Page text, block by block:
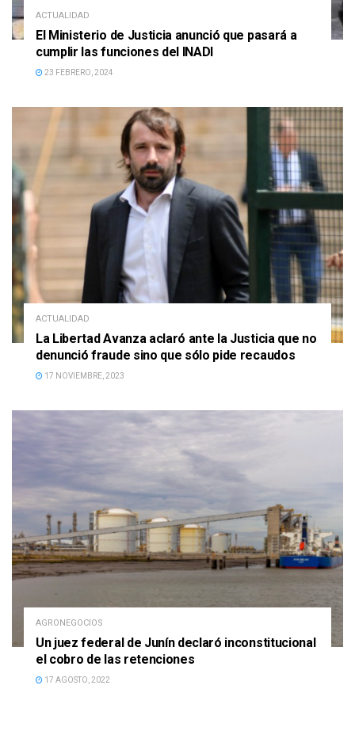
ACTUALIDAD
El Ministerio de Justicia anunció que pasará a
cumplir las funciones del INADI
23 FEBRERO, 2024
ACTUALIDAD
La Libertad Avanza aclaró ante la Justicia que no
denunció fraude sino que sólo pide recaudos
17 NOVIEMBRE, 2023
AGRONEGOCIOS
Un juez federal de Junín declaró inconstitucional
el cobro de las retenciones
17 AGOSTO, 2022